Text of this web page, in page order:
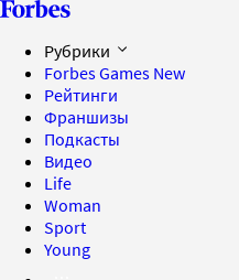
Рубрики
Forbes Games New
Рейтинги
Франшизы
Подкасты
Видео
Life
Woman
Sport
Young